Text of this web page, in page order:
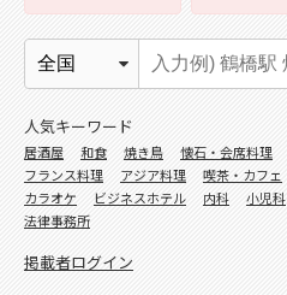
人気キーワード
居酒屋 和食 焼き鳥 懐石・会席料理
フランス料理
アジア料理 喫茶・カフェ
カラオケ
ビジネスホテル 内科 小児科
法律事務所
掲載者ログイン